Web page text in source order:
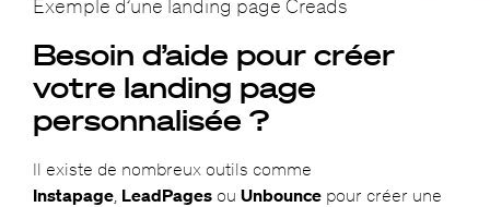
Exemple d’une landing page Creads
Besoin d’aide pour créer
votre landing page
personnalisée ?
Il existe de nombreux outils comme
Instapage, LeadPagesou Unbouncepour créer une